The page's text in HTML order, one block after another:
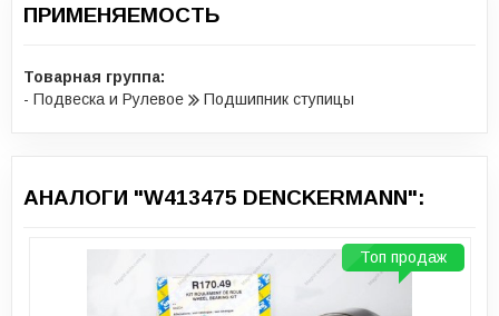
ПРИМЕНЯЕМОСТЬ
Товарная группа:
- Подвеска и Рулевое
Подшипник ступицы
АНАЛОГИ "W413475 DENCKERMANN":
Топ продаж